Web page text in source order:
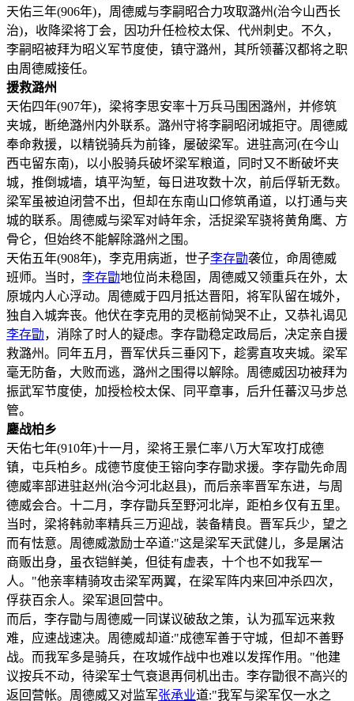
天佑三年(906年)，周德威与李嗣昭合力攻取潞州(治今山西长
治)，收降梁将丁会，因功升任检校太保、代州刺史。不久，
李嗣昭被拜为昭义军节度使，镇守潞州，其所领蕃汉都将之职
由周德威接任。
援救潞州
天佑四年(907年)，梁将李思安率十万兵马围困潞州，并修筑
夹城，断绝潞州内外联系。潞州守将李嗣昭闭城拒守。周德威
奉命救援，以精锐骑兵为前锋，屡破梁军。进驻高河(在今山
西屯留东南)，以小股骑兵破坏梁军粮道，同时又不断破坏夹
城，推倒城墙，填平沟堑，每日进攻数十次，前后俘斩无数。
梁军虽被迫闭营不出，但却在东南山口修筑甬道，以打通与夹
城的联系。周德威与梁军对峙年余，活捉梁军骁将黄角鹰、方
骨仑，但始终不能解除潞州之围。
天佑五年(908年)，李克用病逝，世子李存勖袭位，命周德威
班师。当时， 李存勖地位尚未稳固，周德威又领重兵在外，太
原城内人心浮动。周德威于四月抵达晋阳，将军队留在城外，
独自入城奔丧。他伏在李克用的灵柩前恸哭不止，又恭礼谒见
李存勖，消除了时人的疑虑。李存勖稳定政局后，决定亲自援
救潞州。同年五月，晋军伏兵三垂冈下，趁雾直攻夹城。梁军
毫无防备，大败而逃，潞州之围得以解除。周德威因功被拜为
振武军节度使，加授检校太保、同平章事，后升任蕃汉马步总
管。
鏖战柏乡
天佑七年(910年)十一月，梁将王景仁率八万大军攻打成德
镇，屯兵柏乡。成德节度使王镕向李存勖求援。李存勖先命周
德威率部进驻赵州(治今河北赵县)，而后亲率晋军东进，与周
德威会合。十二月，李存勖兵至野河北岸，距柏乡仅有五里。
当时，梁将韩勍率精兵三万迎战，装备精良。晋军兵少，望之
而有怯意。周德威激励士卒道:"这是梁军天武健儿，多是屠沽
商贩出身，虽衣铠鲜美，但徒有虚表，十个也不如我军一
人。"他亲率精骑攻击梁军两翼，在梁军阵内来回冲杀四次，
俘获百余人。梁军退回营中。
而后，李存勖与周德威一同谋议破敌之策，认为孤军远来救
难，应速战速决。周德威却道:"成德军善于守城，但却不善野
战。而我军多是骑兵，在攻城作战中也难以发挥作用。"他建
议按兵不动，待梁军士气衰退再伺机出击。李存勖很不高兴的
返回营帐。周德威又对监军张承业道:"我军与梁军仅一水之